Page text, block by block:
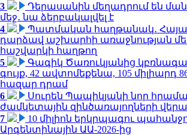
3
Դերասանին մեղադրում են
մեջ․ նա ձերբակալվել է
4
Պատմական հաղթանակ․
դարձավ աշխարհի առաջնության
հաշվարկի հաղթող
5
Գագիկ Ծառուկյանից
գույք, 42 ավտոմեքենա, 105 միլիարդ
հազար դրամ
6
Սուրեն Պապիկյանի նոր
ժամկետային զինծառայողների
7
10 միլիոն երկրպագու
Արգենտինային ԱԱ-2026-ից